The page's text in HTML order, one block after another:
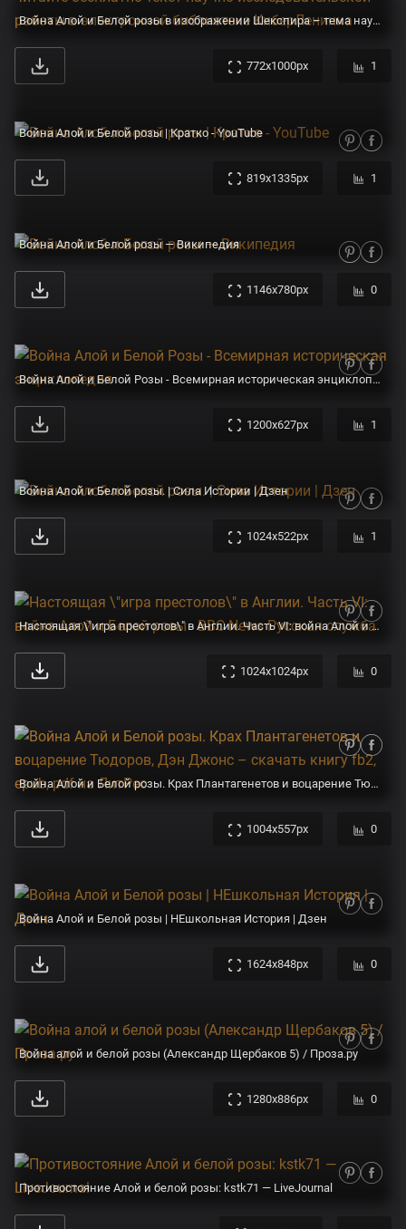
Война Алой и Белой розы в изображении Шекспира – тема научной статьи по истории и археологии читайте бесплатно текст научно-исследовательской работы в электронной библиотеке КиберЛенинка
772x1000px 1
Война Алой и Белой розы | Кратко - YouTube
819x1335px 1
Война Алой и Белой розы — Википедия
1146x780px 0
Война Алой и Белой Розы - Всемирная историческая энциклопедия
1200x627px 1
Война Алой и Белой розы. | Сила Истории | Дзен
1024x522px 1
Настоящая \"игра престолов\" в Англии. Часть VI: война Алой и Белой розы - BBC News Русская служба
1024x1024px 0
Война Алой и Белой розы. Крах Плантагенетов и воцарение Тюдоров, Дэн Джонс – скачать книгу fb2, epub, pdf на ЛитРес
1004x557px 0
Война Алой и Белой розы | НЕшкольная История | Дзен
1624x848px 0
Война алой и белой розы (Александр Щербаков 5) / Проза.ру
1280x886px 0
Противостояние Алой и белой розы: kstk71 — LiveJournal